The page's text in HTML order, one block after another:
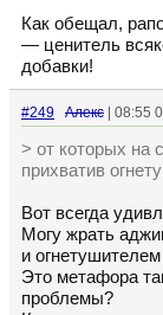
Как обещал,
— ценитель
добавки!
#249 Алекс | 08:55
> от которых на
прихватив
Вот всегда
Могу жрать
и
Это метафора
проблемы?